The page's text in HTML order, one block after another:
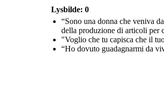
Lysbilde: 0
“Sono una donna che veniva
della produzione di articoli per
"Voglio che tu capisca che il
“Ho dovuto guadagnarmi da